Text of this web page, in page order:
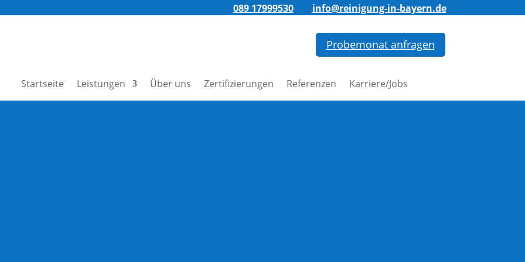
089 17999530 info@reinigung-in-bayern.de
Probemonat anfragen
Startseite Leistungen Über uns Zertifizierungen Referenzen Karriere/Jobs